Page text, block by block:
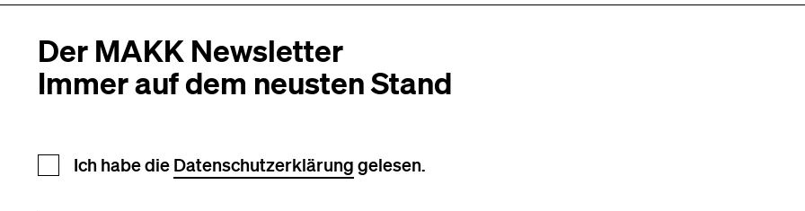
Der MAKK Newsletter
Immer auf dem neusten Stand
Newsletter Anmeldung
Ich habe die Datenschutzerklärung gelesen.